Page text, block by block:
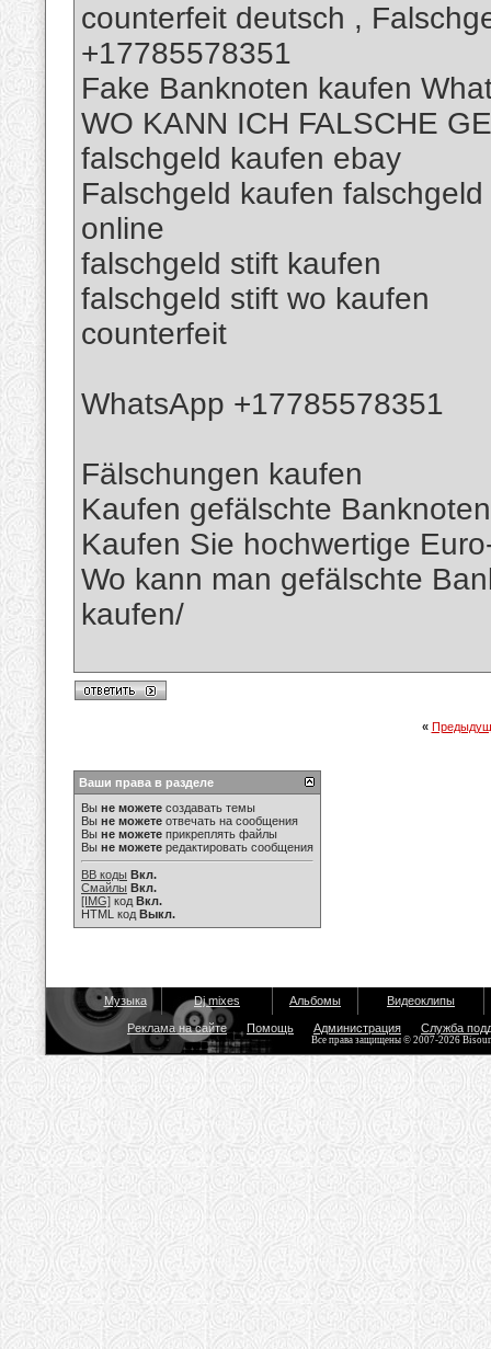
counterfeit deutsch ,
+17785578351
Fake Banknoten kaufen
WO KANN ICH FALSCHE
falschgeld kaufen ebay
Falschgeld kaufen
online
falschgeld stift kaufen
falschgeld stift wo kaufen
counterfeit
WhatsApp +17785578351
Fälschungen kaufen
Kaufen gefälschte
Kaufen Sie hochwertige
Wo kann man gefälschte
kaufen/
«
Ваши права в разделе
Вы не можете создавать темы
Вы не можете отвечать на сообщения
Вы не можете прикреплять файлы
Вы не можете редактировать сообщения
BB коды Вкл.
Смайлы Вкл.
[IMG] код Вкл.
HTML код Выкл.
Музыка Dj mixes Альбомы Видеоклипы
Реклама на сайте Помощь Администрация Служба
Все права защищены © 2007-2026